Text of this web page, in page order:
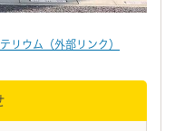
リウム（外部リンク）